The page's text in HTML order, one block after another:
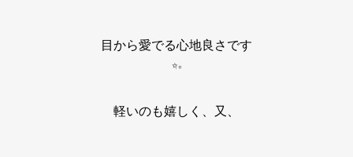
目から愛でる心地良さです
軽いのも嬉しく、又、